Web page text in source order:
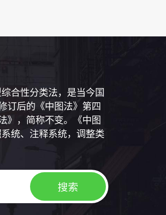
合性分类法，是当今国
订后的《中图法》第四
》，简称不变。《中图
统、注释系统，调整类